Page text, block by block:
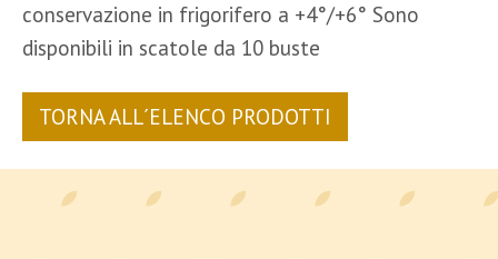
conservazione in frigorifero a +4°/+6° Sono
disponibili in scatole da 10 buste
TORNA ALL´ELENCO PRODOTTI